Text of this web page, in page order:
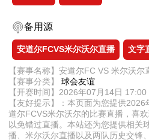
备用源
安道尔FCVS米尔沃尔直播 文字
【赛事名称】安道尔FC VS 米尔沃尔
【赛事分类】 球会友谊
【开赛时间】2026年07月14日 17:00
【友好提示】：本页面为您提供
道尔FCVS米尔沃尔的比赛直播，喜
以免错过直播。本站还为您提供相关
播、米尔沃尔直播以及两队历史交锋